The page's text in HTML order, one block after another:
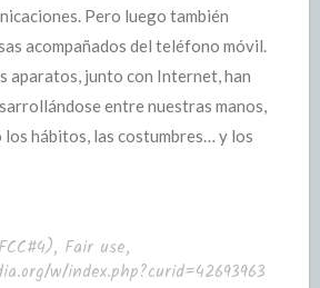
Pero luego también
acompañados del teléfono móvil.
aparatos, junto con Internet, han
entre nuestras manos,
los hábitos, las costumbres… y los
Fair use,
w/index.php?curid=42693963